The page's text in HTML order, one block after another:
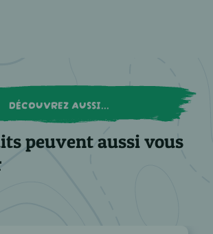
DÉCOUVREZ AUSSI...
peuvent aussi vous